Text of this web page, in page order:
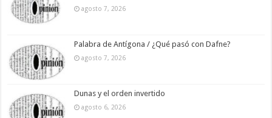
agosto 7, 2026
Palabra de Antígona / ¿Qué pasó con Dafne?
agosto 7, 2026
Dunas y el orden invertido
agosto 6, 2026